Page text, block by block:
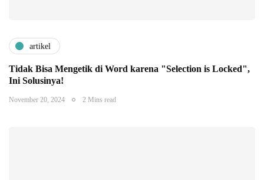
artikel
Tidak Bisa Mengetik di Word karena "Selection is Locked",
Ini Solusinya!
November 20, 2024 2 Mins read